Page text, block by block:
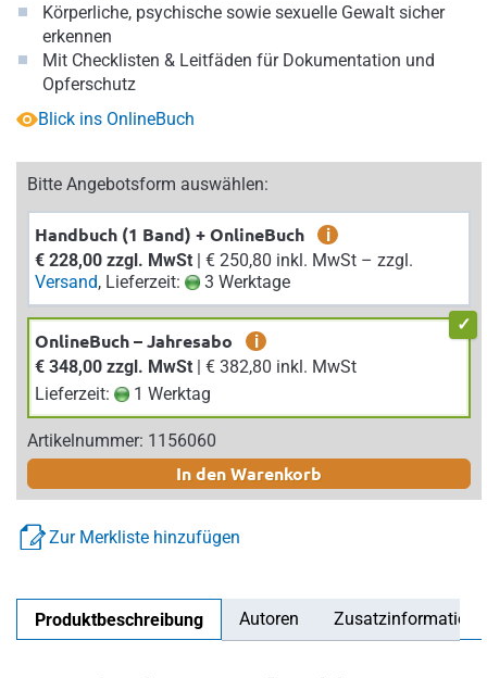
Körperliche, psychische sowie sexuelle Gewalt sicher
erkennen
Mit Checklisten & Leitfäden für Dokumentation und
Opferschutz
Blick ins OnlineBuch
Bitte Angebotsform auswählen:
Handbuch (1 Band) + OnlineBuch
i
€ 228,00 zzgl. MwSt
| € 250,80 inkl. MwSt – zzgl.
Versand, Lieferzeit: 3 Werktage
OnlineBuch – Jahresabo
i
€ 348,00 zzgl. MwSt
| € 382,80 inkl. MwSt
Lieferzeit:
1 Werktag
Artikelnummer: 1156060
In den Warenkorb
Zur Merkliste hinzufügen
Produktbeschreibung Autoren Zusatzinformation